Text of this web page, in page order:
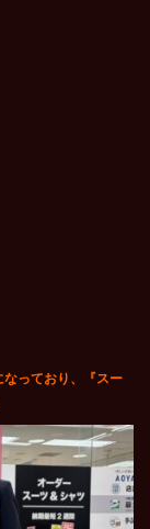
っており、『スー